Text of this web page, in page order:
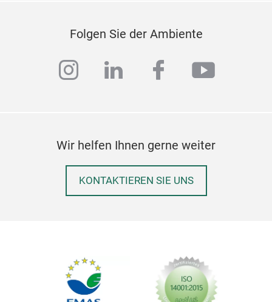
Folgen Sie der Ambiente
instagram
linkedinfacebook
Wir helfen Ihnen gerne weiter
KONTAKTIEREN SIE UNS